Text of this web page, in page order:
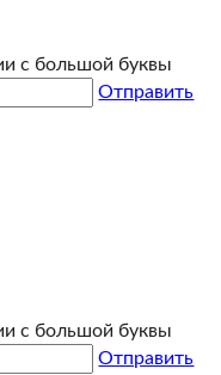
с большой буквы
Отправить
с большой буквы
Отправить